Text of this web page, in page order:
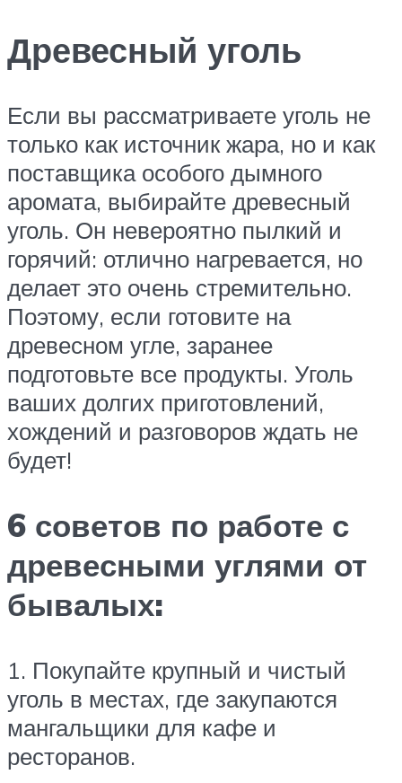
Древесный уголь
Если вы рассматриваете уголь не
только как источник жара, но и как
поставщика особого дымного
аромата, выбирайте древесный
уголь. Он невероятно пылкий и
горячий: отлично нагревается, но
делает это очень стремительно.
Поэтому, если готовите на
древесном угле, заранее
подготовьте все продукты. Уголь
ваших долгих приготовлений,
хождений и разговоров ждать не
будет!
6 советов по работе с
древесными углями от
бывалых:
1. Покупайте крупный и чистый
уголь в местах, где закупаются
мангальщики для кафе и
ресторанов.